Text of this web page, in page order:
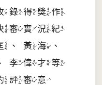
錄得獎作
審實況紀
、黃海、
李偉才等
評審意